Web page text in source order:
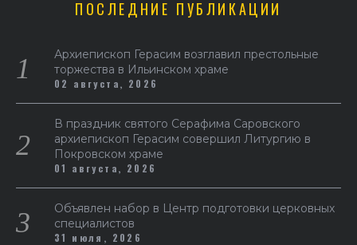
ПОСЛЕДНИЕ ПУБЛИКАЦИИ
Архиепископ Герасим возглавил престольные
торжества в Ильинском храме
02 августа, 2026
В праздник святого Серафима Саровского
архиепископ Герасим совершил Литургию в
Покровском храме
01 августа, 2026
Объявлен набор в Центр подготовки церковных
специалистов
31 июля, 2026